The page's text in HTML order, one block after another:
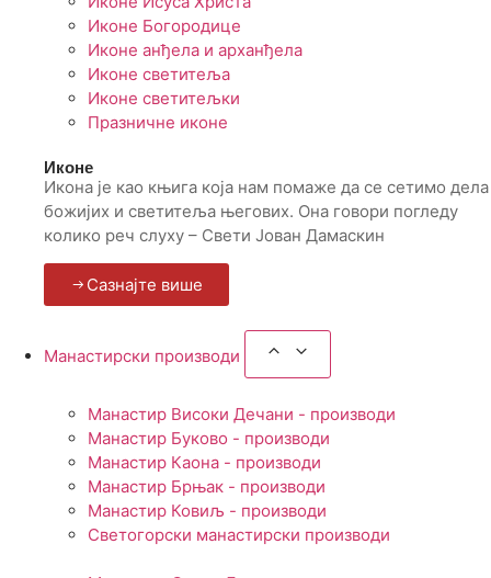
Иконе Богородице
Иконе анђела и арханђела
Иконе светитеља
Иконе светитељки
Празничне иконе
Иконе
Икона је као књига која нам помаже да се сетимо дела
божијих и светитеља његових. Она говори погледу
колико реч слуху – Свети Јован Дамаскин
Сазнајте више
Манастирски производи
Манастир Високи Дечани - производи
Манастир Буково - производи
Манастир Каона - производи
Манастир Брњак - производи
Манастир Ковиљ - производи
Светогорски манастирски производи